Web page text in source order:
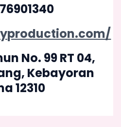
No. 99 RT 04,
Kebayoran
12310